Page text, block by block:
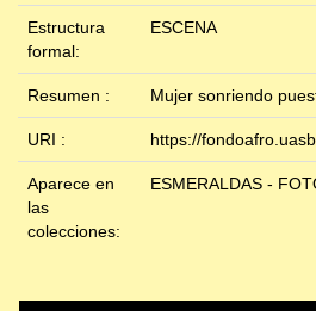
Estructura
formal:
ESCENA
Resumen : Mujer sonriendo
URI : https://
Aparece en
las
colecciones:
ESMERALDAS -